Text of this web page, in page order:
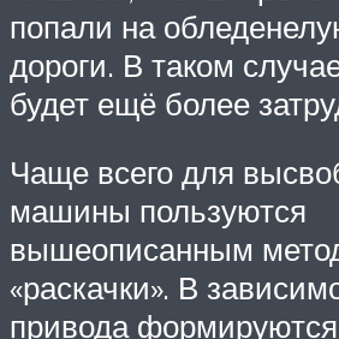
попали на
дороги. В таком
будет ещё более
Чаще всего для
машины пользуются
вышеописанным
«раскачки». В
привода